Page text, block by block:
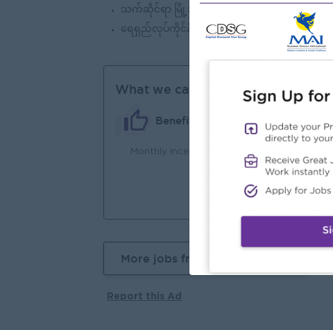
သက်ဆိုင်ရာ မြို့အတွင်းသွားးလာနိုင်သူဖြစ်ရမည်။
ရေရှည်လုပ်ကိုင်နိုင်သူဖြစ်ရမည်။
What we can offer
Benefits
Monthly Incentive
တက္ကသို
ဖြစ်ရမည်
More jobs from this employer
Report this Ad